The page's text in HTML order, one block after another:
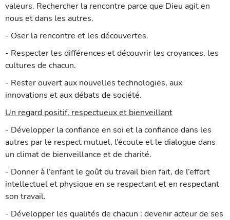
valeurs. Rechercher la rencontre parce que Dieu agit en
nous et dans les autres.
- Oser la rencontre et les découvertes.
- Respecter les différences et découvrir les croyances, les
cultures de chacun.
- Rester ouvert aux nouvelles technologies, aux
innovations et aux débats de société.
Un regard positif, respectueux et bienveillant
- Développer la confiance en soi et la confiance dans les
autres par le respect mutuel, l’écoute et le dialogue dans
un climat de bienveillance et de charité.
- Donner à l’enfant le goût du travail bien fait, de l’effort
intellectuel et physique en se respectant et en respectant
son travail.
- Développer les qualités de chacun : devenir acteur de ses